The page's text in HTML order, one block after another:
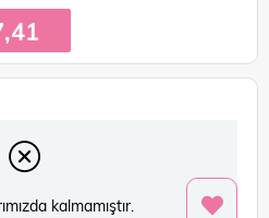
kalmamıştır.